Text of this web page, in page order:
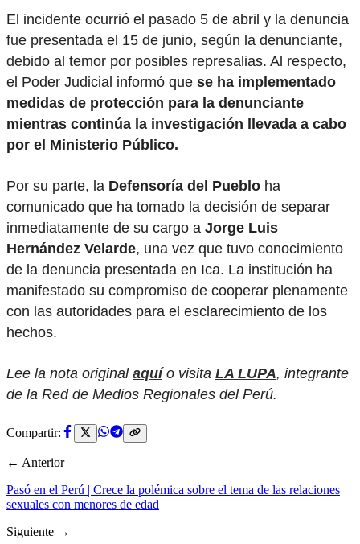
El incidente ocurrió el pasado 5 de abril y la denuncia
fue presentada el 15 de junio, según la denunciante,
debido al temor por posibles represalias. Al respecto,
el Poder Judicial informó que se ha implementado
medidas de protección para la denunciante
mientras continúa la investigación llevada a cabo
por el Ministerio Público.
Por su parte, la Defensoría del Pueblo ha
comunicado que ha tomado la decisión de separar
inmediatamente de su cargo a Jorge Luis
Hernández Velarde, una vez que tuvo conocimiento
de la denuncia presentada en Ica. La institución ha
manifestado su compromiso de cooperar plenamente
con las autoridades para el esclarecimiento de los
hechos.
Lee la nota original aquío visita LA LUPA, integrante
de la Red de Medios Regionales del Perú.
Compartir:
← Anterior
Pasó en el Perú | Crece la polémica sobre el tema de las relaciones
sexuales con menores de edad
Siguiente →